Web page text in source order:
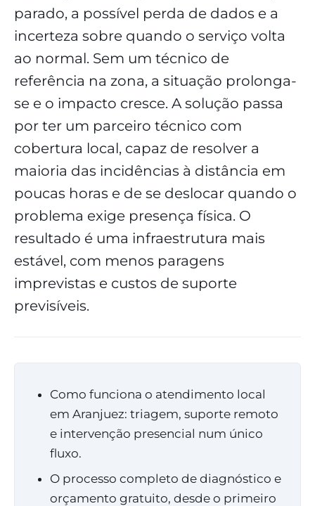
parado, a possível perda de dados e a
incerteza sobre quando o serviço volta
ao normal. Sem um técnico de
referência na zona, a situação prolonga-
se e o impacto cresce. A solução passa
por ter um parceiro técnico com
cobertura local, capaz de resolver a
maioria das incidências à distância em
poucas horas e de se deslocar quando o
problema exige presença física. O
resultado é uma infraestrutura mais
estável, com menos paragens
imprevistas e custos de suporte
previsíveis.
Como funciona o atendimento local
em Aranjuez: triagem, suporte remoto
e intervenção presencial num único
fluxo.
O processo completo de diagnóstico e
orçamento gratuito, desde o primeiro